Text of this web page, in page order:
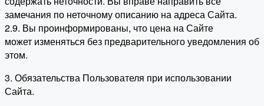
замечания по неточному описанию на адреса Сайта.
2.9. Вы проинформированы, что цена на Сайте
может изменяться без предварительного уведомления об
этом.
3. Обязательства Пользователя при использовании
Сайта.